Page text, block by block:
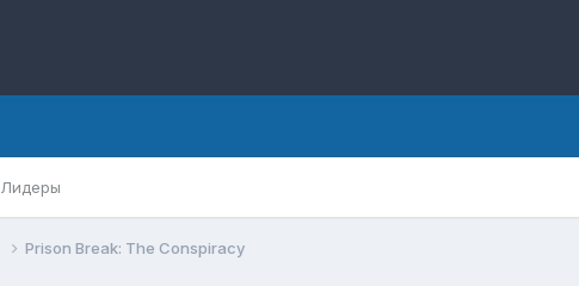
Лидеры
Prison Break: The Conspiracy